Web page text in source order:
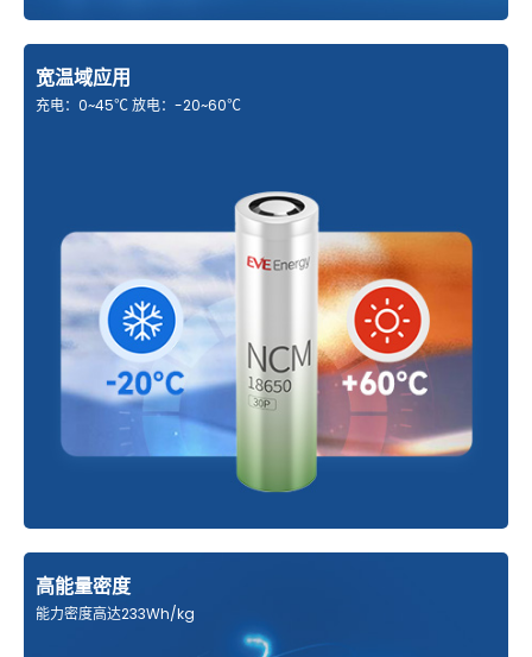
宽温域应用
充电：0~45℃ 放电：-20~60℃
高能量密度
能力密度高达233Wh/kg